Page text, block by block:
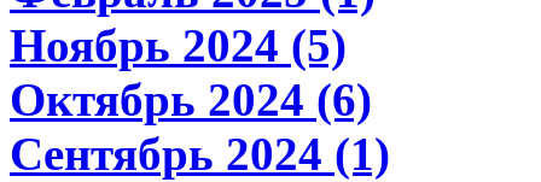
Ноябрь 2024 (5)
Октябрь 2024 (6)
Сентябрь 2024 (1)